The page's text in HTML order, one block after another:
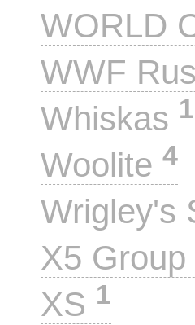
WORLD
WWF
Whiskas
Woolite 4
Wrigley's
X5 Group
XS 1